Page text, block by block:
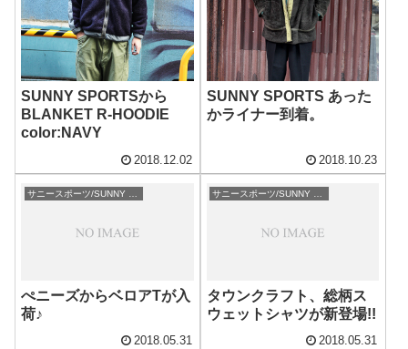
SUNNY SPORTSから
BLANKET R-HOODIE
color:NAVY
2018.12.02
SUNNY SPORTS あった
かライナー到着。
2018.10.23
ぺニーズからベロアTが入
荷♪
2018.05.31
タウンクラフト、総柄ス
ウェットシャツが新登場!!
2018.05.31